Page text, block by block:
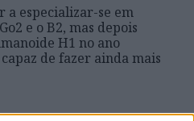
a especializar-se em
e o B2, mas depois
H1 no ano
de fazer ainda mais